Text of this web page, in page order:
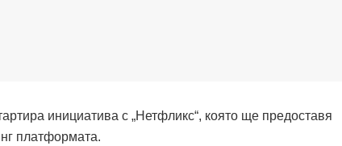
инициатива с „Нетфликс“, която ще предоставя
платформата.